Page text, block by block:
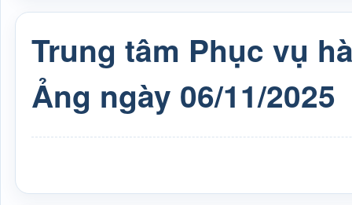
Trung tâm Phục vụ
Ảng ngày 06/11/2025